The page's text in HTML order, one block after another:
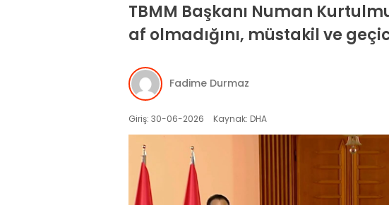
TBMM Başkanı Numan
af olmadığını, müstakil ve
Fadime Durmaz
Giriş: 30-06-2026 Kaynak: DHA